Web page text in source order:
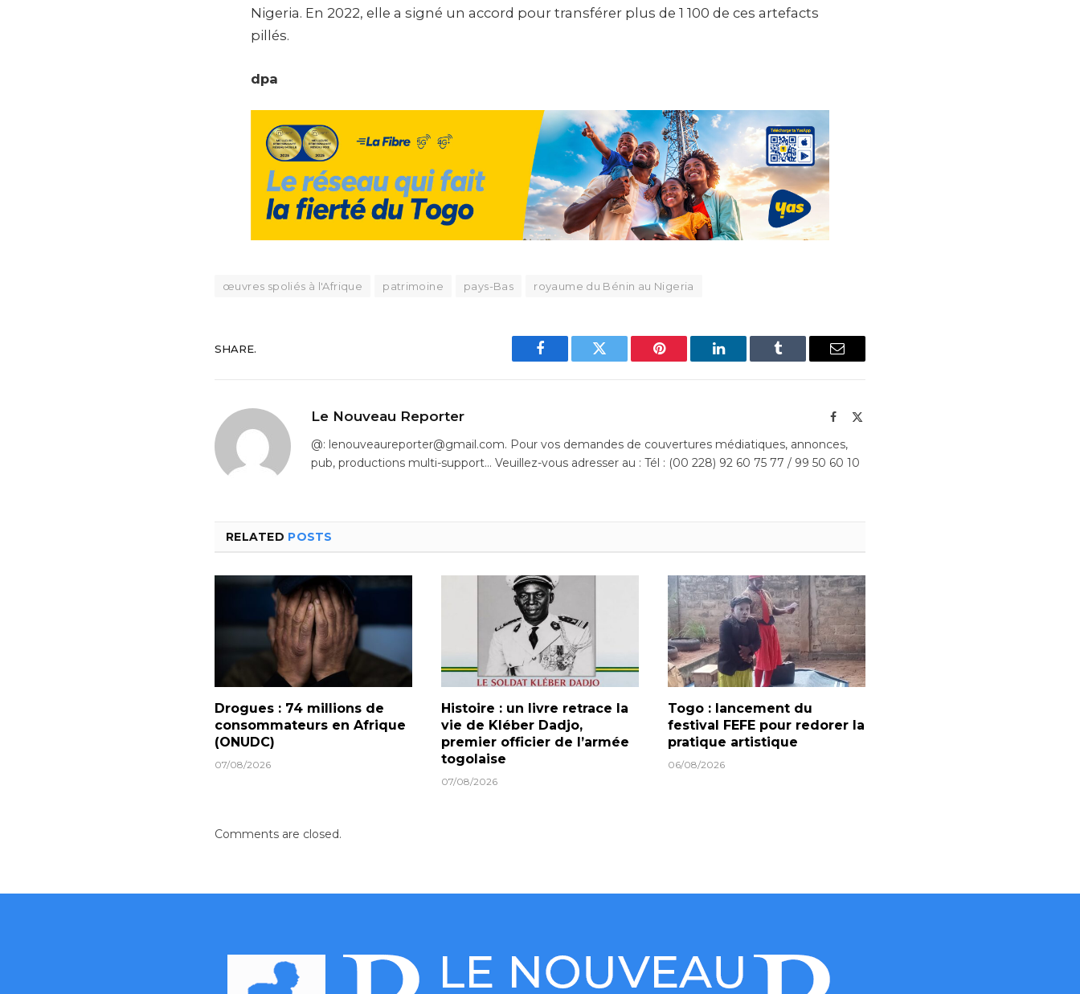
Nigeria. En 2022, elle a signé un accord pour transférer plus de 1 100 de ces artefacts
pillés.
dpa
œuvres spoliés à l'Afrique patrimoine pays-Bas royaume du Bénin au Nigeria
SHARE.
Facebook Twitter Pinterest LinkedIn Tumblr Email
Le Nouveau Reporter Facebook
@: lenouveaureporter@gmail.com. Pour vos demandes de couvertures médiatiques, annonces,
pub, productions multi-support… Veuillez-vous adresser au : Tél : (00 228) 92 60 75 77 / 99 50 60 10
RELATED POSTS
Drogues : 74 millions de
consommateurs en Afrique
(ONUDC)
07/08/2026
Histoire : un livre retrace la
vie de Kléber Dadjo,
premier officier de l’armée
togolaise
07/08/2026
Togo : lancement du
festival FEFE pour redorer la
pratique artistique
06/08/2026
Comments are closed.